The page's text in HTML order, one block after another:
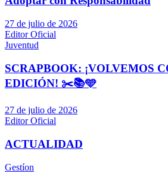
27 de julio de 2026
Editor Oficial
Juventud
SCRAPBOOK: ¡VOLVEMOS
EDICIÓN! ✂️📚🩵
27 de julio de 2026
Editor Oficial
ACTUALIDAD
Gestíon